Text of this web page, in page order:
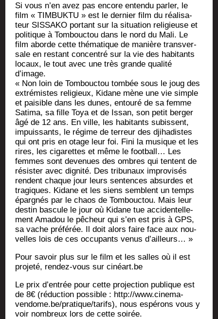
Si vous n’en avez pas encore enten­du par­ler, le
film « TIMBUKTU » est le der­nier film du réa­li­sa­
teur SISSAKO por­tant sur la situa­tion reli­gieuse et
poli­tique à Tom­bouc­tou dans le nord du Mali. Le
film aborde cette thé­ma­tique de manière trans­ver­
sale en res­tant concen­tré sur la vie des habi­tants
locaux, le tout avec une très grande qua­li­té
d’image.
« Non loin de Tom­bouc­tou tom­bée sous le joug des
extré­mistes reli­gieux, Kidane mène une vie simple
et pai­sible dans les dunes, entou­ré de sa femme
Sati­ma, sa fille Toya et de Issan, son petit ber­ger
âgé de 12 ans. En ville, les habi­tants subissent,
impuis­sants, le régime de ter­reur des dji­ha­distes
qui ont pris en otage leur foi. Fini la musique et les
rires, les ciga­rettes et même le foot­ball… Les
femmes sont deve­nues des ombres qui tentent de
résis­ter avec digni­té. Des tri­bu­naux impro­vi­sés
rendent chaque jour leurs sen­tences absurdes et
tra­giques. Kidane et les siens semblent un temps
épar­gnés par le chaos de Tom­bouc­tou. Mais leur
des­tin bas­cule le jour où Kidane tue acci­den­tel­le­
ment Ama­dou le pêcheur qui s’en est pris à GPS,
sa vache pré­fé­rée. Il doit alors faire face aux nou­
velles lois de ces occu­pants venus d’ailleurs… »
Pour savoir plus sur le film et les salles où il est
pro­je­té, ren­dez-vous sur cinéart.be
Le prix d’entrée pour cette pro­jec­tion publique est
de 8€ (réduc­tion pos­sible : http://www.cinema-
vendome.be/pratique/tarifs), nous espé­rons vous y
voir nom­breux lors de cette soirée.